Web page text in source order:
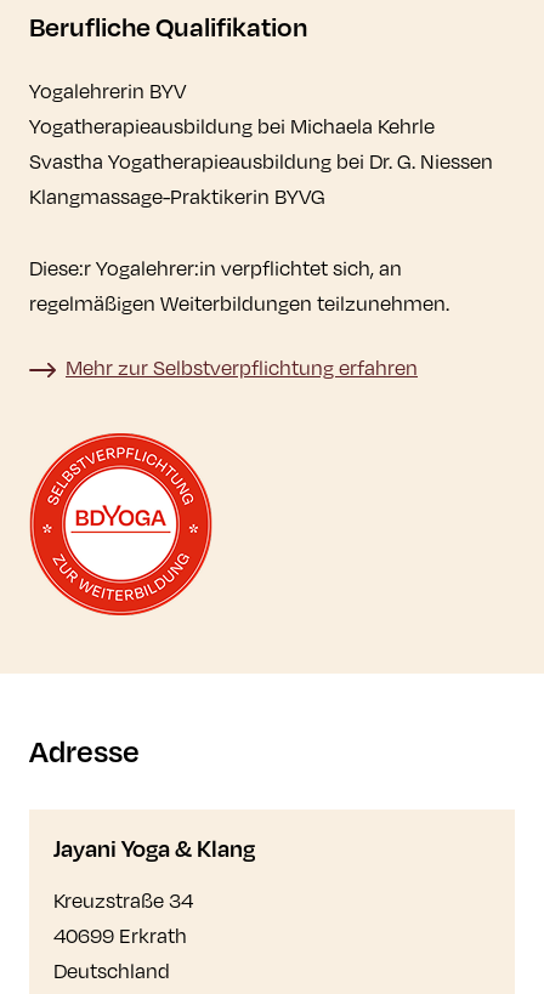
Berufliche Qualifikation
Yogalehrerin BYV
Yogatherapieausbildung bei Michaela Kehrle
Svastha Yogatherapieausbildung bei Dr. G. Niessen
Klangmassage-Praktikerin BYVG
Diese:r Yogalehrer:in verpflichtet sich, an
regelmäßigen Weiterbildungen teilzunehmen.
Mehr zur Selbstverpflichtung erfahren
Mehr zur Selbstverpflichtung erfahren
Adresse
Jayani Yoga & Klang
Kreuzstraße 34
40699 Erkrath
Deutschland